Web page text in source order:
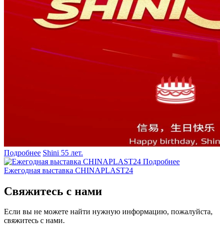
Подробнее Shini 55 лет.
Подробнее
Ежегодная выставка CHINAPLAST24
Свяжитесь с нами
Если вы не можете найти нужную информацию, пожалуйста,
свяжитесь с нами.